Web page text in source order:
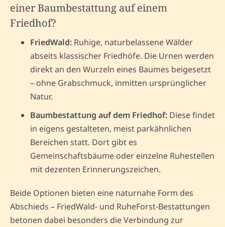
einer Baumbestattung auf einem
Friedhof?
FriedWald: Ruhige, naturbelassene Wälder
abseits klassischer Friedhöfe. Die Urnen werden
direkt an den Wurzeln eines Baumes beigesetzt
– ohne Grabschmuck, inmitten ursprünglicher
Natur.
Baumbestattung auf dem Friedhof: Diese findet
in eigens gestalteten, meist parkähnlichen
Bereichen statt. Dort gibt es
Gemeinschaftsbäume oder einzelne Ruhestellen
mit dezenten Erinnerungszeichen.
Beide Optionen bieten eine naturnahe Form des
Abschieds – FriedWald- und RuheForst-Bestattungen
betonen dabei besonders die Verbindung zur